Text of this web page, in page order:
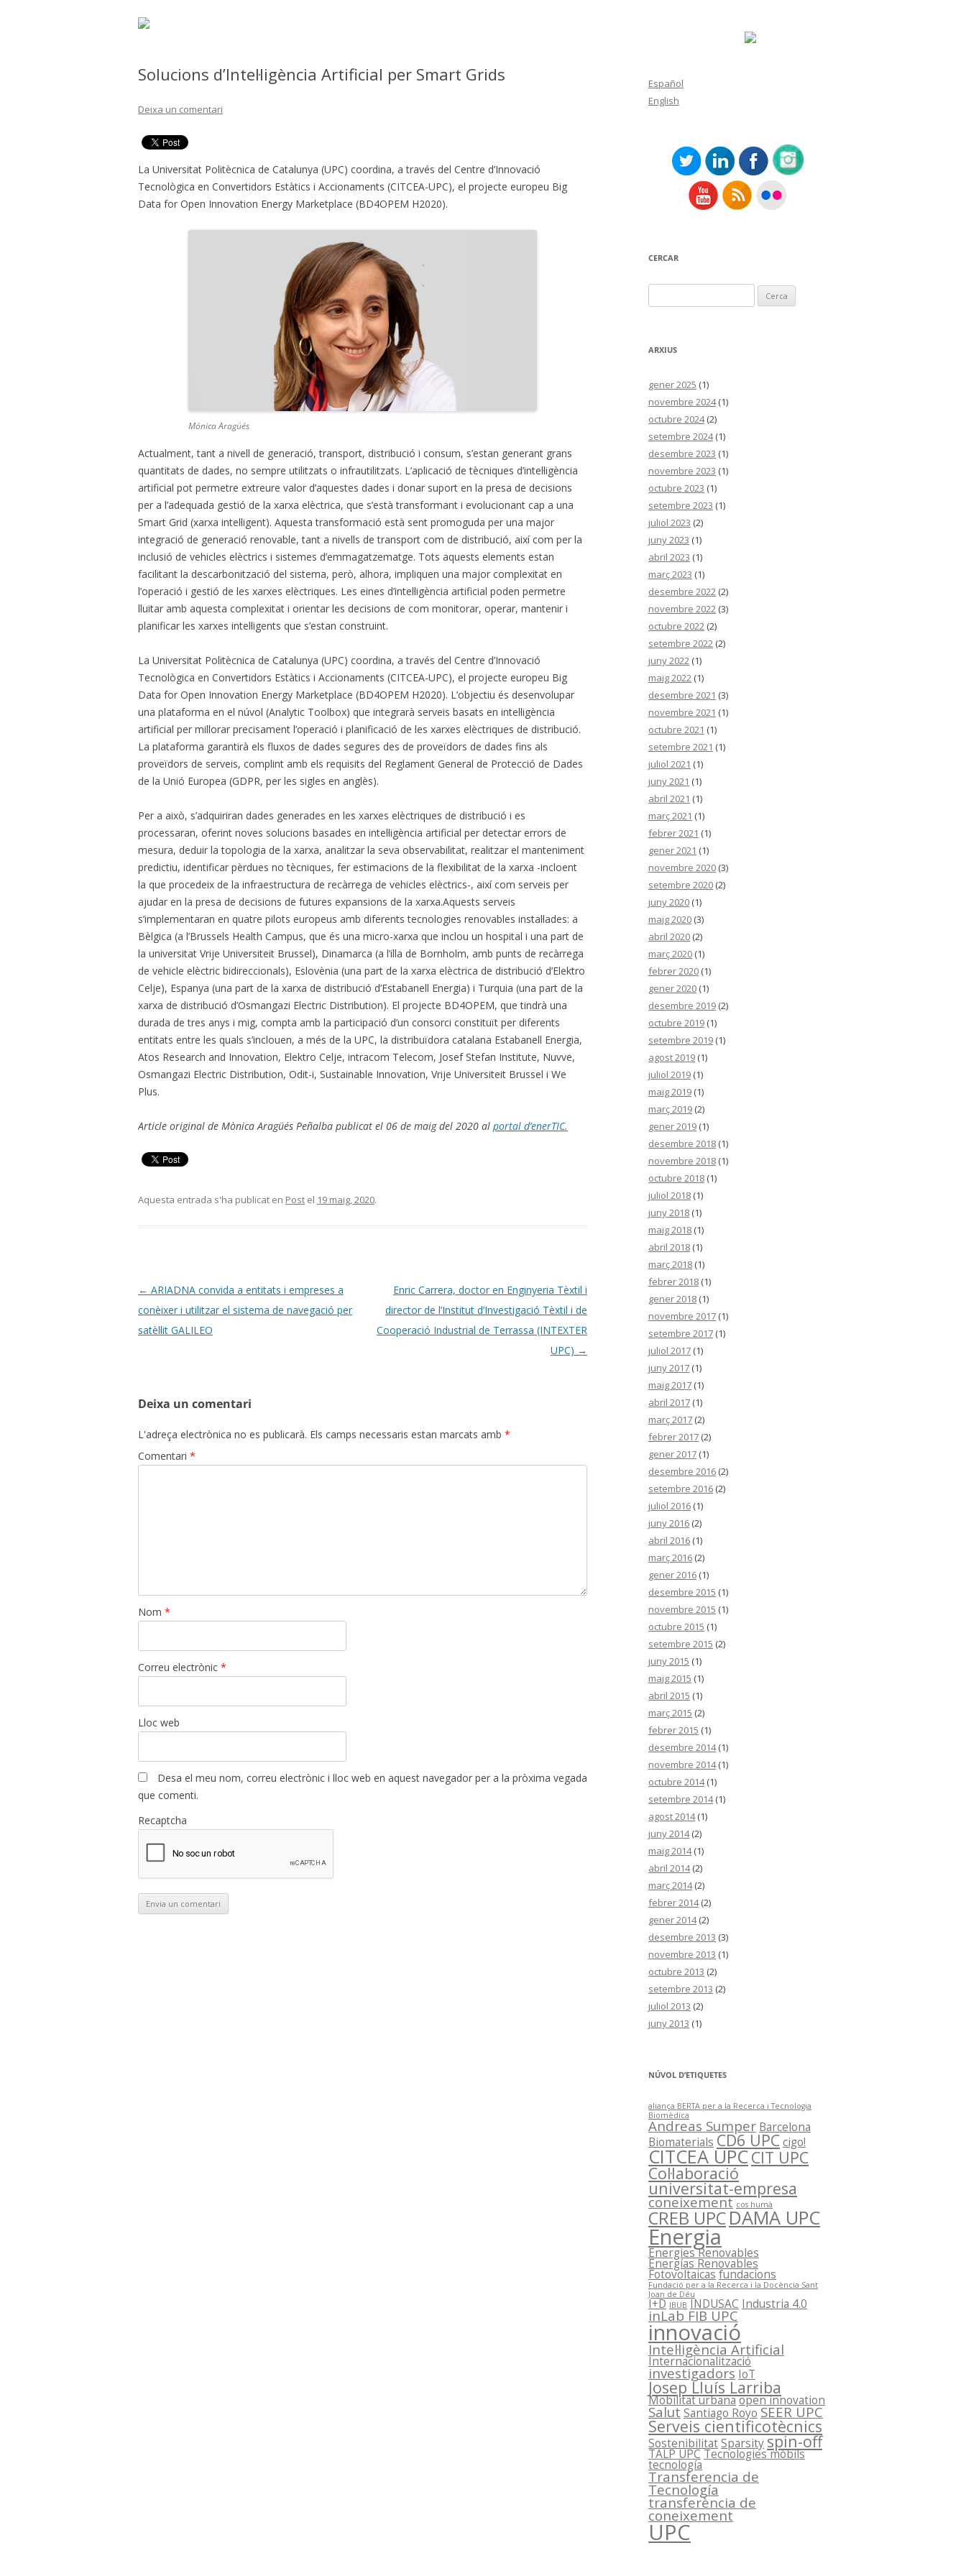
Solucions d’Intel·ligència Artificial per Smart Grids
Deixa un comentari
La Universitat Politècnica de Catalunya (UPC) coordina, a través del Centre d’Innovació
Tecnològica en Convertidors Estàtics i Accionaments (CITCEA-UPC), el projecte europeu Big
Data for Open Innovation Energy Marketplace (BD4OPEM H2020).
Mónica Aragüés
Actualment, tant a nivell de generació, transport, distribució i consum, s’estan generant grans
quantitats de dades, no sempre utilitzats o infrautilitzats. L’aplicació de tècniques d’intel·ligència
artificial pot permetre extreure valor d’aquestes dades i donar suport en la presa de decisions
per a l’adequada gestió de la xarxa elèctrica, que s’està transformant i evolucionant cap a una
Smart Grid (xarxa intel·ligent). Aquesta transformació està sent promoguda per una major
integració de generació renovable, tant a nivells de transport com de distribució, així com per la
inclusió de vehicles elèctrics i sistemes d’emmagatzematge. Tots aquests elements estan
facilitant la descarbonització del sistema, però, alhora, impliquen una major complexitat en
l’operació i gestió de les xarxes elèctriques. Les eines d’intel·ligència artificial poden permetre
lluitar amb aquesta complexitat i orientar les decisions de com monitorar, operar, mantenir i
planificar les xarxes intel·ligents que s’estan construint.
La Universitat Politècnica de Catalunya (UPC) coordina, a través del Centre d’Innovació
Tecnològica en Convertidors Estàtics i Accionaments (CITCEA-UPC), el projecte europeu Big
Data for Open Innovation Energy Marketplace (BD4OPEM H2020). L’objectiu és desenvolupar
una plataforma en el núvol (Analytic Toolbox) que integrarà serveis basats en intel·ligència
artificial per millorar precisament l’operació i planificació de les xarxes elèctriques de distribució.
La plataforma garantirà els fluxos de dades segures des de proveïdors de dades fins als
proveïdors de serveis, complint amb els requisits del Reglament General de Protecció de Dades
de la Unió Europea (GDPR, per les sigles en anglès).
Per a això, s’adquiriran dades generades en les xarxes elèctriques de distribució i es
processaran, oferint noves solucions basades en intel·ligència artificial per detectar errors de
mesura, deduir la topologia de la xarxa, analitzar la seva observabilitat, realitzar el manteniment
predictiu, identificar pèrdues no tècniques, fer estimacions de la flexibilitat de la xarxa -incloent
la que procedeix de la infraestructura de recàrrega de vehicles elèctrics-, així com serveis per
ajudar en la presa de decisions de futures expansions de la xarxa.Aquests serveis
s’implementaran en quatre pilots europeus amb diferents tecnologies renovables instal·lades: a
Bèlgica (a l’Brussels Health Campus, que és una micro-xarxa que inclou un hospital i una part de
la universitat Vrije Universiteit Brussel), Dinamarca (a l’illa de Bornholm, amb punts de recàrrega
de vehicle elèctric bidireccionals), Eslovènia (una part de la xarxa elèctrica de distribució d’Elektro
Celje), Espanya (una part de la xarxa de distribució d’Estabanell Energia) i Turquia (una part de la
xarxa de distribució d’Osmangazi Electric Distribution). El projecte BD4OPEM, que tindrà una
durada de tres anys i mig, compta amb la participació d’un consorci constituït per diferents
entitats entre les quals s’inclouen, a més de la UPC, la distribuïdora catalana Estabanell Energia,
Atos Research and Innovation, Elektro Celje, intracom Telecom, Josef Stefan Institute, Nuvve,
Osmangazi Electric Distribution, Odit-i, Sustainable Innovation, Vrije Universiteit Brussel i We
Plus.
Article original de Mònica Aragüés Peñalba publicat el 06 de maig del 2020 al portal d’enerTIC.
Aquesta entrada s'ha publicat en Post el 19 maig, 2020.
Navegació
per
les
← ARIADNA convida a entitats i empreses a
conèixer i utilitzar el sistema de navegació per
satèl·lit GALILEO
Enric Carrera, doctor en Enginyeria Tèxtil i
director de l’Institut d’Investigació Tèxtil i de
Cooperació Industrial de Terrassa (INTEXTER
UPC) →
Deixa un comentari
L'adreça electrònica no es publicarà. Els camps necessaris estan marcats amb *
Comentari *
Nom *
Correu electrònic *
Lloc web
Desa el meu nom, correu electrònic i lloc web en aquest navegador per a la pròxima vegada
que comenti.
Recaptcha
Español
English
CERCAR
ARXIUS
gener 2025 (1)
novembre 2024(1)
octubre 2024(2)
setembre 2024(1)
desembre 2023 (1)
novembre 2023 (1)
octubre 2023 (1)
setembre 2023 (1)
juliol 2023 (2)
juny 2023 (1)
abril 2023 (1)
març 2023 (1)
desembre 2022 (2)
novembre 2022 (3)
octubre 2022 (2)
setembre 2022 (2)
juny 2022 (1)
maig 2022 (1)
desembre 2021 (3)
novembre 2021 (1)
octubre 2021 (1)
setembre 2021 (1)
juliol 2021 (1)
juny 2021 (1)
abril 2021 (1)
març 2021 (1)
febrer 2021 (1)
gener 2021 (1)
novembre 2020 (3)
setembre 2020 (2)
juny 2020 (1)
maig 2020 (3)
abril 2020 (2)
març 2020 (1)
febrer 2020 (1)
gener 2020 (1)
desembre 2019 (2)
octubre 2019 (1)
setembre 2019 (1)
agost 2019 (1)
juliol 2019 (1)
maig 2019 (1)
març 2019 (2)
gener 2019 (1)
desembre 2018 (1)
novembre 2018 (1)
octubre 2018 (1)
juliol 2018 (1)
juny 2018 (1)
maig 2018 (1)
abril 2018 (1)
març 2018 (1)
febrer 2018 (1)
gener 2018 (1)
novembre 2017 (1)
setembre 2017 (1)
juliol 2017 (1)
juny 2017 (1)
maig 2017 (1)
abril 2017 (1)
març 2017 (2)
febrer 2017 (2)
gener 2017 (1)
desembre 2016 (2)
setembre 2016 (2)
juliol 2016 (1)
juny 2016 (2)
abril 2016 (1)
març 2016 (2)
gener 2016 (1)
desembre 2015 (1)
novembre 2015 (1)
octubre 2015 (1)
setembre 2015 (2)
juny 2015 (1)
maig 2015 (1)
abril 2015 (1)
març 2015 (2)
febrer 2015 (1)
desembre 2014(1)
novembre 2014(1)
octubre 2014(1)
setembre 2014(1)
agost 2014(1)
juny 2014(2)
maig 2014(1)
abril 2014(2)
març 2014(2)
febrer 2014(2)
gener 2014(2)
desembre 2013 (3)
novembre 2013 (1)
octubre 2013 (2)
setembre 2013 (2)
juliol 2013 (2)
juny 2013 (1)
NÚVOL D’ETIQUETES
aliança BERTA per a la Recerca i Tecnologia
Biomèdica
Andreas Sumper Barcelona
Biomaterials CD6 UPCcigo!
CITCEA UPCCIT UPC
Col·laboració
universitat-empresa
coneixement cos humà
CREB UPCDAMA UPC
Energia
Energies Renovables
Energías Renovables
Fotovoltaicasfundacions
Fundació per a la Recerca i la Docència Sant
Joan de Déu
I+D IBUB INDUSAC Industria 4.0
inLab FIB UPC
innovació
Intel·ligència Artificial
Internacionalització
investigadors IoT
Josep Lluís Larriba
Mobilitat urbanaopen innovation
SalutSantiago Royo SEER UPC
Serveis cientificotècnics
SostenibilitatSparsityspin-off
TALP UPCTecnologies mòbils
tecnología
Transferencia de
Tecnología
transferència de
coneixement
UPC